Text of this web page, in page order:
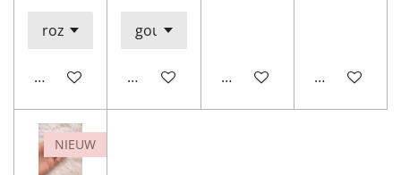
In winkelwagenIn winkelwagenIn winkelwagenIn
NIEUW